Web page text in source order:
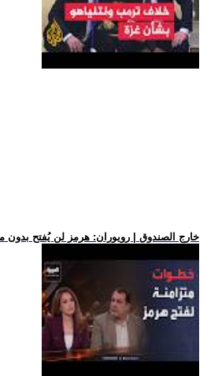
.. خارج الصندوق | رويوران: هرمز لن يُفتح بدون